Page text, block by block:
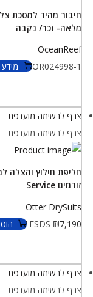
חיבור מהיר למסכת
מלאה- זכר/ נקבה
OceanReef
OR024998-1
צרף לרשימה מועדפת
צרף לרשימה מועדפת
חליפת חילוץ והצלה
זורמים Service
Otter DrySuits
FSDS ₪7,190
צרף לרשימה מועדפת
צרף לרשימה מועדפת